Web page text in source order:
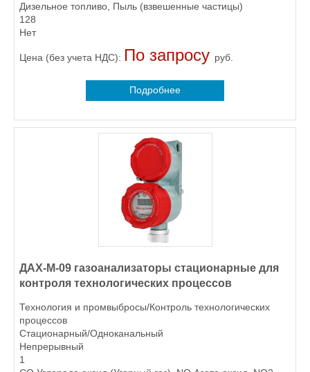
Дизельное топливо, Пыль (взвешенные частицы)
128
Нет
Цена (без учета НДС): По запросу руб.
Подробнее
ДАХ-М-09 газоанализаторы стационарные для
контроля технологических процессов
Технология и промвыбросы/Контроль технологических
процессов
Стационарный/Одноканальный
Непрерывный
1